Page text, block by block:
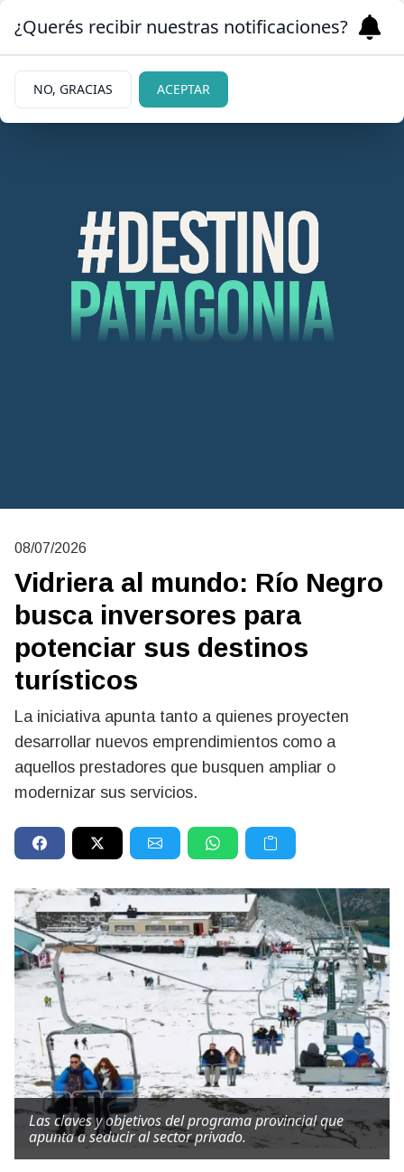
08/07/2026
Vidriera al mundo: Río Negro
busca inversores para
potenciar sus destinos
turísticos
La iniciativa apunta tanto a quienes proyecten
desarrollar nuevos emprendimientos como a
aquellos prestadores que busquen ampliar o
modernizar sus servicios.
Las claves y objetivos del programa provincial que
apunta a seducir al sector privado.
¿Querés recibir nuestras notificaciones?
NO, GRACIAS ACEPTAR